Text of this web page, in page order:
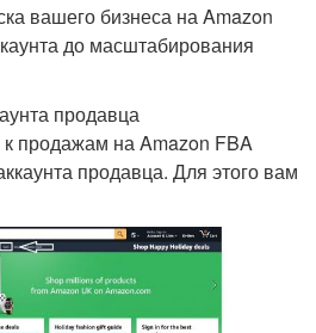
вашего бизнеса на Amazon
до масштабирования
продавца
продажам на Amazon FBA
продавца. Для этого вам